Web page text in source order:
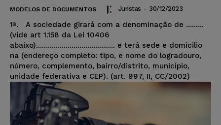
MODELOS DE DOCUMENTOS Juristas - 30/12/2023
1ª. A sociedade girará com a denominação de .........
(vide art 1.158 da Lei 10406
abaixo)........................................ e terá sede e domicilio
na (endereço completo: tipo, e nome do logradouro,
número, complemento, bairro/distrito, município,
unidade federativa e CEP). (art. 997, II, CC/2002)